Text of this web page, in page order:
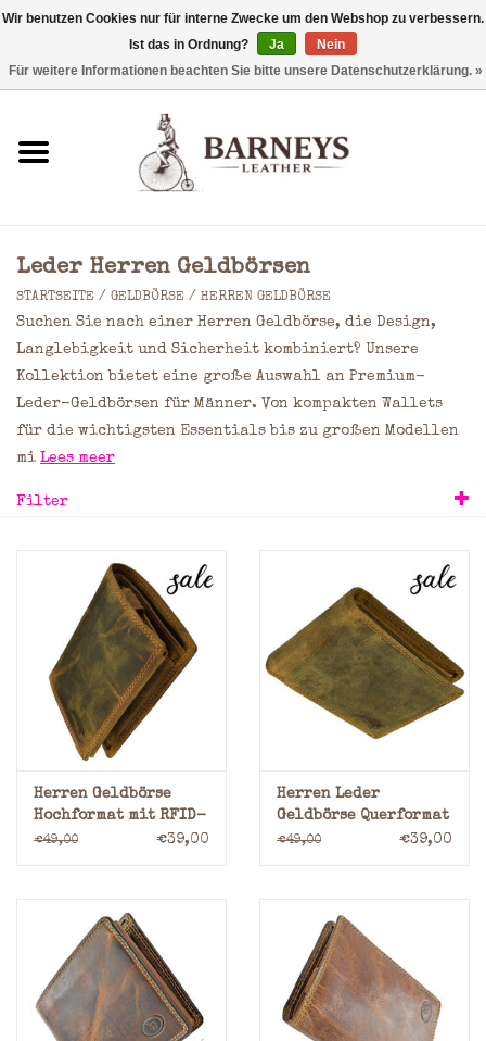
0 Artikel - €0,00
Geldbörse
Rucksäcke
Schultertaschen
Taschen
Leder Herren Geldbörsen
STARTSEITE / GELDBÖRSE / HERREN GELDBÖRSE
Suchen Sie nach einer Herren Geldbörse, die Design,
Langlebigkeit und Sicherheit kombiniert? Unsere
Kollektion bietet eine große Auswahl an Premium-
Leder-Geldbörsen für Männer. Von kompakten Wallets
für die wichtigsten Essentials bis zu großen Modellen
mi Lees meer
Filter
Herren Geldbörse
Hochformat mit RFID-
Schutz
€49,00 €39,00
Herren Leder
Geldbörse Querformat
mit RFID-Schutz
€49,00 €39,00
Wir benutzen Cookies nur für interne Zwecke um den Webshop zu verbessern.
Ist das in Ordnung?
Ja
Nein
Für weitere Informationen beachten Sie bitte unsere Datenschutzerklärung. »